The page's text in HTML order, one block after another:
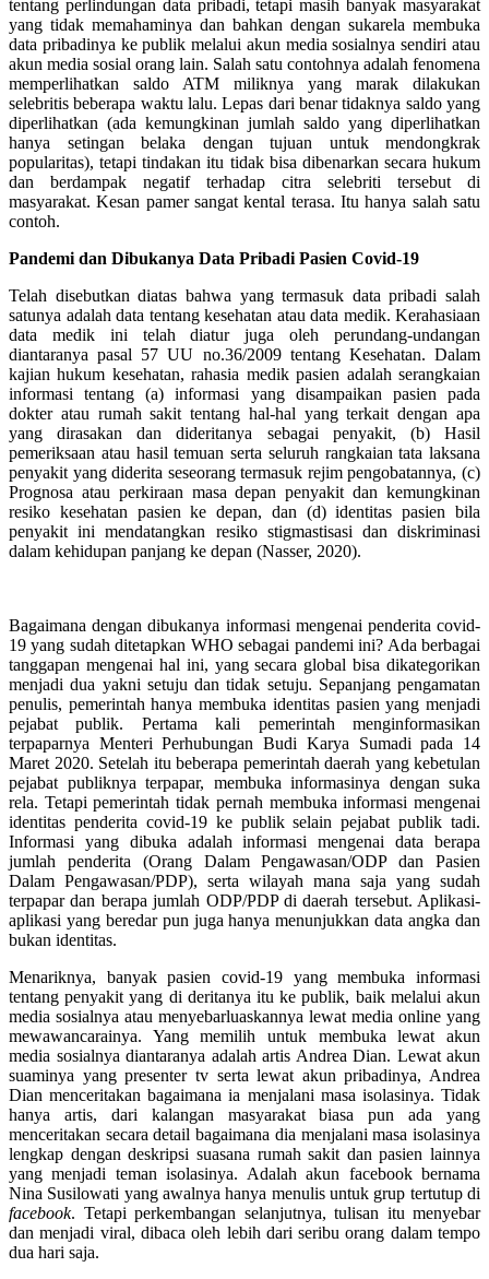
tentang perlindungan data pribadi, tetapi masih banyak masyarakat
yang tidak memahaminya dan bahkan dengan sukarela membuka
data pribadinya ke publik melalui akun media sosialnya sendiri atau
akun media sosial orang lain. Salah satu contohnya adalah fenomena
memperlihatkan saldo ATM miliknya yang marak dilakukan
selebritis beberapa waktu lalu. Lepas dari benar tidaknya saldo yang
diperlihatkan (ada kemungkinan jumlah saldo yang diperlihatkan
hanya setingan belaka dengan tujuan untuk mendongkrak
popularitas), tetapi tindakan itu tidak bisa dibenarkan secara hukum
dan berdampak negatif terhadap citra selebriti tersebut di
masyarakat. Kesan pamer sangat kental terasa. Itu hanya salah satu
contoh.
Pandemi dan Dibukanya Data Pribadi Pasien Covid-19
Telah disebutkan diatas bahwa yang termasuk data pribadi salah
satunya adalah data tentang kesehatan atau data medik. Kerahasiaan
data medik ini telah diatur juga oleh perundang-undangan
diantaranya pasal 57 UU no.36/2009 tentang Kesehatan. Dalam
kajian hukum kesehatan, rahasia medik pasien adalah serangkaian
informasi tentang (a) informasi yang disampaikan pasien pada
dokter atau rumah sakit tentang hal-hal yang terkait dengan apa
yang dirasakan dan dideritanya sebagai penyakit, (b) Hasil
pemeriksaan atau hasil temuan serta seluruh rangkaian tata laksana
penyakit yang diderita seseorang termasuk rejim pengobatannya, (c)
Prognosa atau perkiraan masa depan penyakit dan kemungkinan
resiko kesehatan pasien ke depan, dan (d) identitas pasien bila
penyakit ini mendatangkan resiko stigmastisasi dan diskriminasi
dalam kehidupan panjang ke depan (Nasser, 2020).
Bagaimana dengan dibukanya informasi mengenai penderita covid-
19 yang sudah ditetapkan WHO sebagai pandemi ini? Ada berbagai
tanggapan mengenai hal ini, yang secara global bisa dikategorikan
menjadi dua yakni setuju dan tidak setuju. Sepanjang pengamatan
penulis, pemerintah hanya membuka identitas pasien yang menjadi
pejabat publik. Pertama kali pemerintah menginformasikan
terpaparnya Menteri Perhubungan Budi Karya Sumadi pada 14
Maret 2020. Setelah itu beberapa pemerintah daerah yang kebetulan
pejabat publiknya terpapar, membuka informasinya dengan suka
rela. Tetapi pemerintah tidak pernah membuka informasi mengenai
identitas penderita covid-19 ke publik selain pejabat publik tadi.
Informasi yang dibuka adalah informasi mengenai data berapa
jumlah penderita (Orang Dalam Pengawasan/ODP dan Pasien
Dalam Pengawasan/PDP), serta wilayah mana saja yang sudah
terpapar dan berapa jumlah ODP/PDP di daerah tersebut. Aplikasi-
aplikasi yang beredar pun juga hanya menunjukkan data angka dan
bukan identitas.
Menariknya, banyak pasien covid-19 yang membuka informasi
tentang penyakit yang di deritanya itu ke publik, baik melalui akun
media sosialnya atau menyebarluaskannya lewat media online yang
mewawancarainya. Yang memilih untuk membuka lewat akun
media sosialnya diantaranya adalah artis Andrea Dian. Lewat akun
suaminya yang presenter tv serta lewat akun pribadinya, Andrea
Dian menceritakan bagaimana ia menjalani masa isolasinya. Tidak
hanya artis, dari kalangan masyarakat biasa pun ada yang
menceritakan secara detail bagaimana dia menjalani masa isolasinya
lengkap dengan deskripsi suasana rumah sakit dan pasien lainnya
yang menjadi teman isolasinya. Adalah akun facebook bernama
Nina Susilowati yang awalnya hanya menulis untuk grup tertutup di
facebook. Tetapi perkembangan selanjutnya, tulisan itu menyebar
dan menjadi viral, dibaca oleh lebih dari seribu orang dalam tempo
dua hari saja.